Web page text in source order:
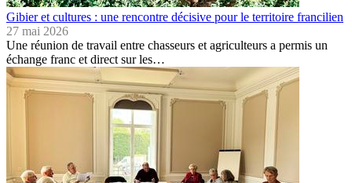
Gibier et cultures : une rencontre décisive pour le territoire francilien
27 mai 2026
Une réunion de travail entre chasseurs et agriculteurs a permis un
échange franc et direct sur les…